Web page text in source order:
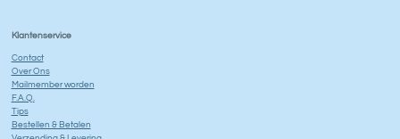
Klantenservice
Contact
Over Ons
Mailmember worden
F.A.Q.
Tips
Bestellen & Betalen